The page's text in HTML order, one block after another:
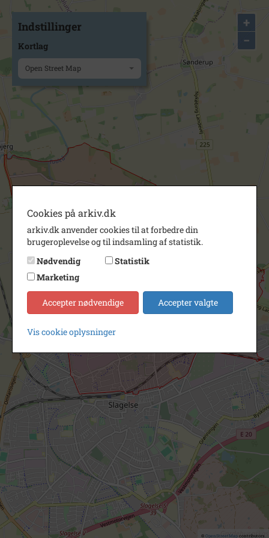
+
−
© OpenStreetMapcontributors.
Indstillinger
Kortlag
Open Street Map
Cookies på arkiv.dk
arkiv.dk anvender cookies til at forbedre din
brugeroplevelse og til indsamling af statistik.
Nødvendig
Statistik
Marketing
Accepter nødvendige Accepter valgte
Vis cookie oplysninger